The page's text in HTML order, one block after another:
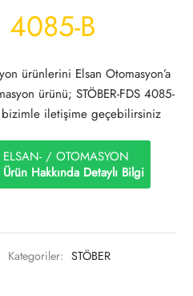
4085-B
ürünlerini Elsan Otomasyon’a
ürünü; STÖBER-FDS 4085-
iletişime geçebilirsiniz
ELSAN- / OTOMASYON
Ürün Hakkında Detaylı Bilgi
Kategoriler: STÖBER